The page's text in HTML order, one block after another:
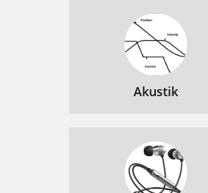
Akustik